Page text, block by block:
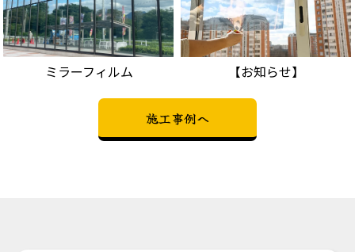
ミラーフィルム 【お知らせ】
施工事例へ